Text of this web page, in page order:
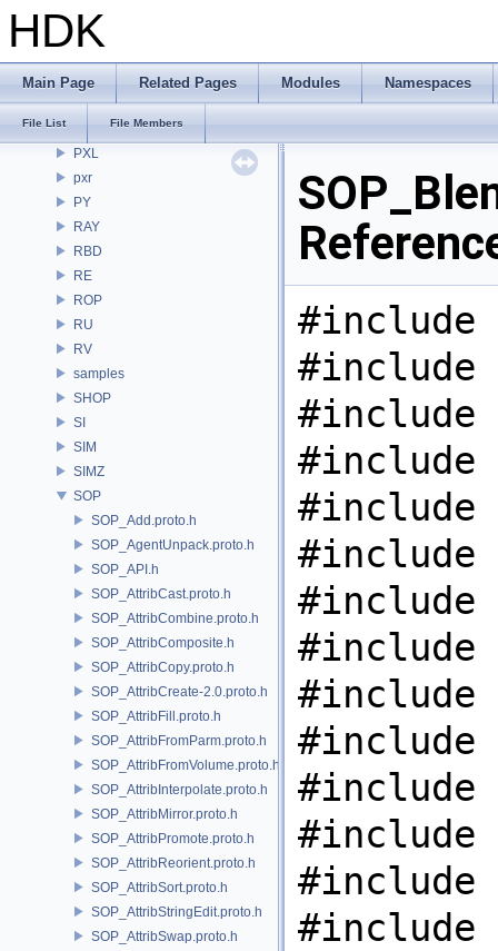
HDK
Main Page Related Pages Modules Namespaces
File List File Members
PDG
PDGT
PI
PXL
pxr
PY
RAY
RBD
RE
ROP
RU
RV
samples
SHOP
SI
SIM
SIMZ
SOP
SOP_Add.proto.h
SOP_AgentUnpack.proto.h
SOP_API.h
SOP_AttribCast.proto.h
SOP_AttribCombine.proto.h
SOP_AttribComposite.h
SOP_AttribCopy.proto.h
SOP_AttribCreate-2.0.proto.h
SOP_AttribFill.proto.h
SOP_AttribFromParm.proto.h
SOP_AttribFromVolume.proto.h
SOP_AttribInterpolate.proto.h
SOP_AttribMirror.proto.h
SOP_AttribPromote.proto.h
SOP_AttribReorient.proto.h
SOP_AttribSort.proto.h
SOP_AttribStringEdit.proto.h
SOP_AttribSwap.proto.h
#include
#include
#include
#include
#include
#include
#include
#include
#include
#include
#include
#include
#include
#include